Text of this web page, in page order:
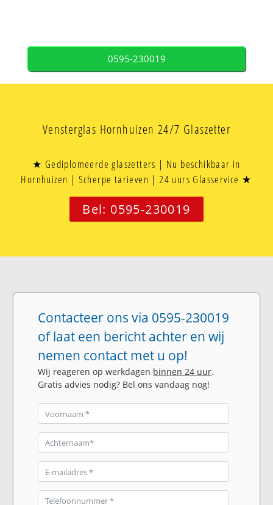
0595-230019
Vensterglas Hornhuizen 24/7 Glaszetter
★ Gediplomeerde glaszetters | Nu beschikbaar in
Hornhuizen | Scherpe tarieven | 24 uurs Glasservice ★
Bel: 0595-230019
Contacteer ons via 0595-230019
of laat een bericht achter en wij
nemen contact met u op!
Wij reageren op werkdagen binnen 24 uur.
Gratis advies nodig? Bel ons vandaag nog!